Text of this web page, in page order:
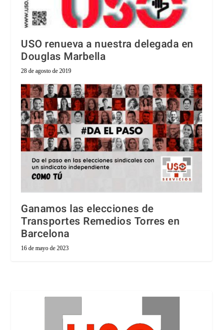
USO renueva a nuestra delegada en
Douglas Marbella
28 de agosto de 2019
Ganamos las elecciones de
Transportes Remedios Torres en
Barcelona
16 de mayo de 2023